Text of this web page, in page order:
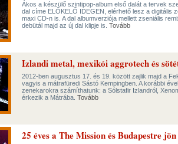
Ákos a készülő szintipop-album első dalát a tervek
dal címe ELŐKELŐ IDEGEN, elérhető lesz a digitális
maxi CD-n is. A dal albumverziója mellett zseniális
debütál majd az új dal klipje is. Tovább
Izlandi metal, mexikói aggrotech és
2012-ben augusztus 17. és 19. között zajlik majd a
vagyis a mátrafüredi Sástó Kempingben. A korábbi
zenekarokra számíthatunk: a Sólstafir Izlandról,
érkezik a Mátrába. Tovább
25 éves a The Mission és Budapestre jön